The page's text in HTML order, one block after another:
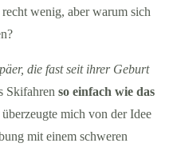
wenig, aber warum sich
die fast seit ihrer Geburt
Skifahren so einfach wie das
mich von der Idee
mit einem schweren